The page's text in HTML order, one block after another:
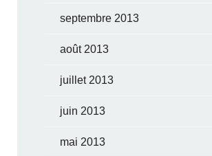
septembre 2013
août 2013
juillet 2013
juin 2013
mai 2013